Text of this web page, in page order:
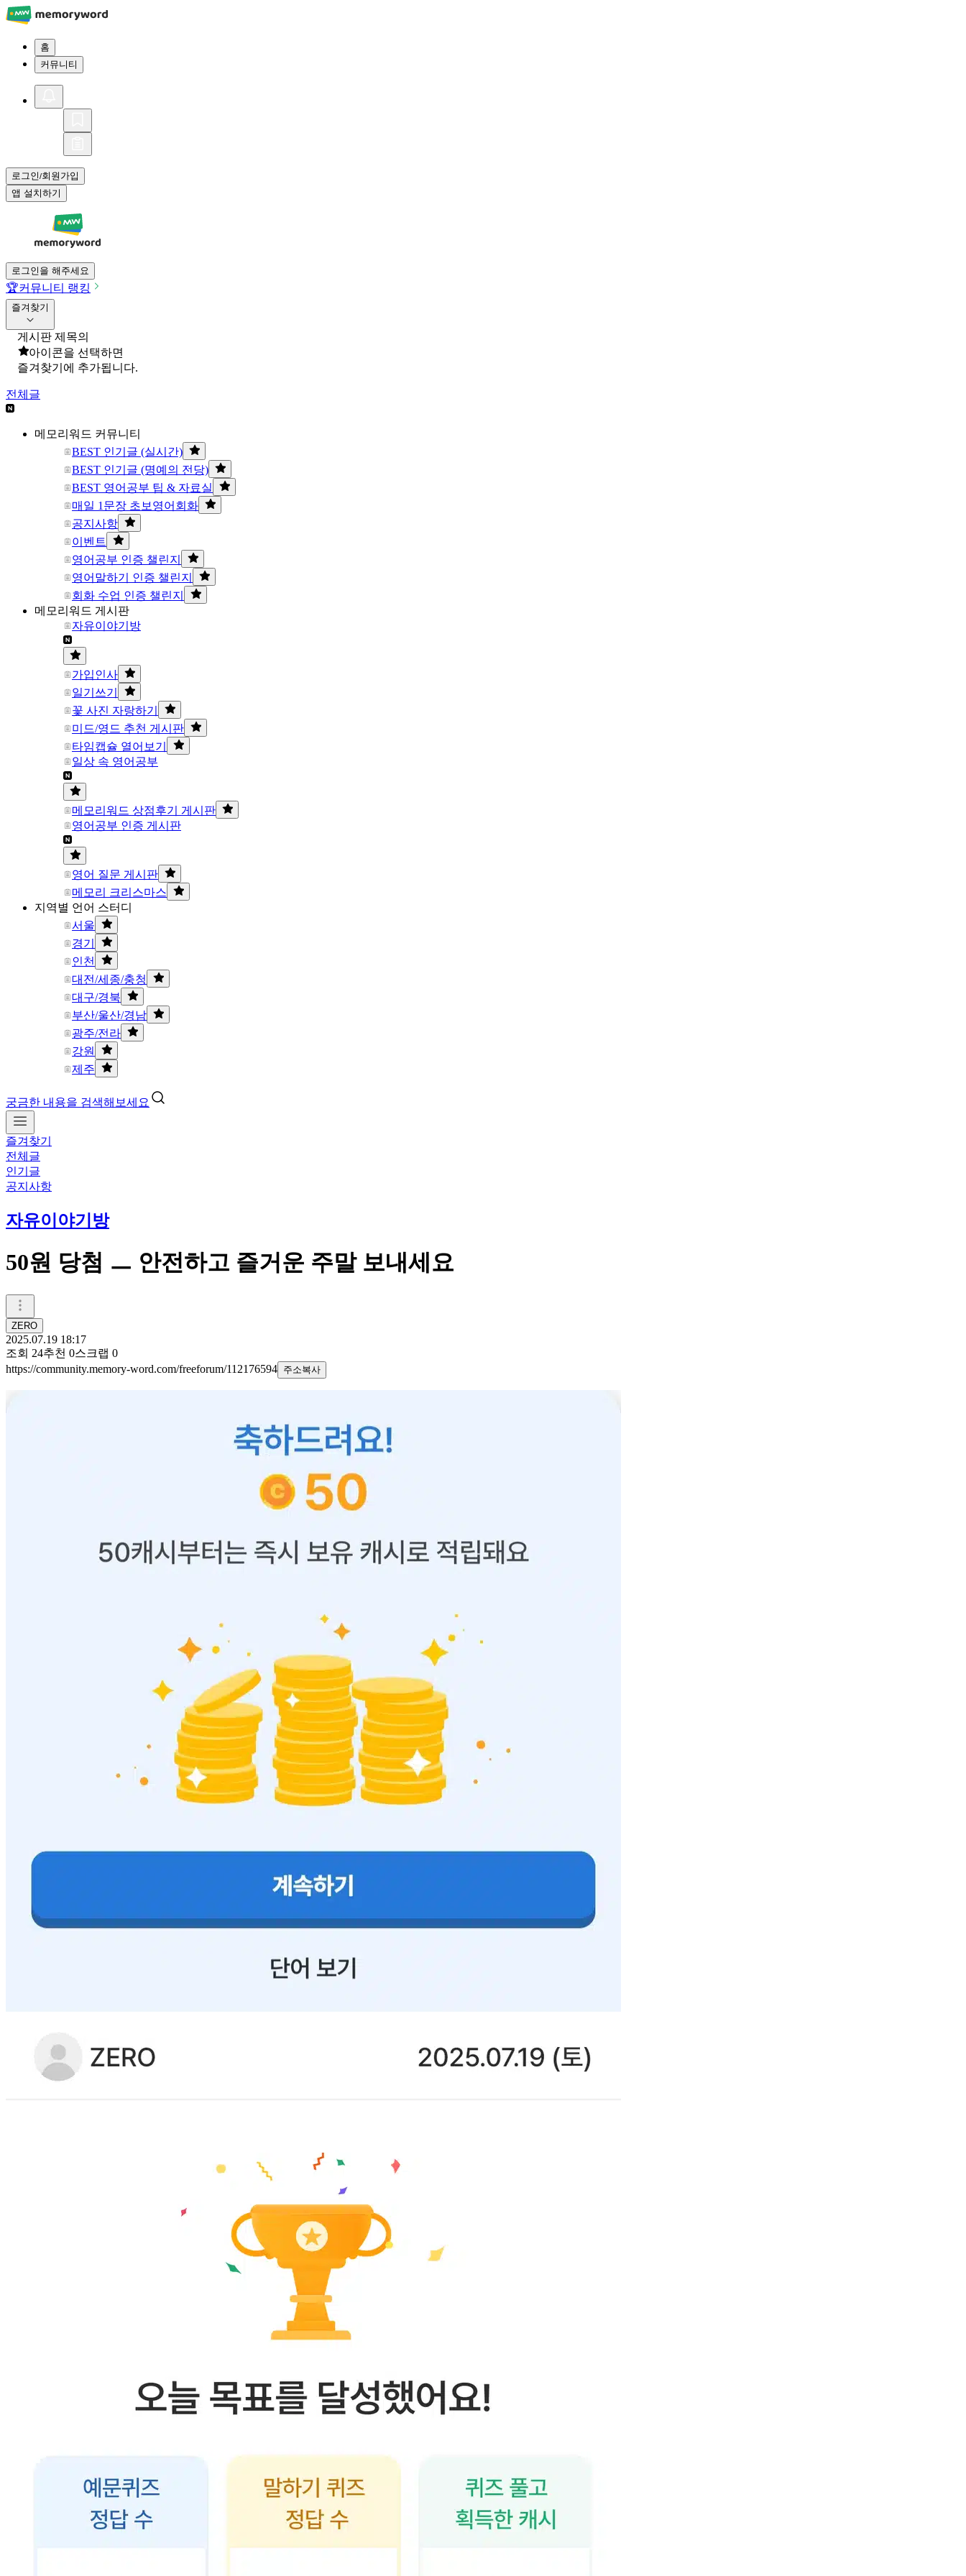
홈
커뮤니티
로그인/회원가입
앱 설치하기
로그인을 해주세요
🏆커뮤니티 랭킹
즐겨찾기
게시판 제목의
아이콘을 선택하면
즐겨찾기에 추가됩니다.
전체글
메모리워드 커뮤니티
BEST 인기글 (실시간)
BEST 인기글 (명예의 전당)
BEST 영어공부 팁 & 자료실
매일 1문장 초보영어회화
공지사항
이벤트
영어공부 인증 챌린지
영어말하기 인증 챌린지
회화 수업 인증 챌린지
메모리워드 게시판
자유이야기방
가입인사
일기쓰기
꽃 사진 자랑하기
미드/영드 추천 게시판
타임캡슐 열어보기
일상 속 영어공부
메모리워드 상점후기 게시판
영어공부 인증 게시판
영어 질문 게시판
메모리 크리스마스
지역별 언어 스터디
서울
경기
인천
대전/세종/충청
대구/경북
부산/울산/경남
광주/전라
강원
제주
궁금한 내용을 검색해보세요
즐겨찾기
전체글
인기글
공지사항
자유이야기방
50원 당첨 ㅡ 안전하고 즐거운 주말 보내세요
ZERO
2025.07.19 18:17
조회 24추천 0스크랩 0
https://community.memory-word.com/freeforum/112176594 주소복사